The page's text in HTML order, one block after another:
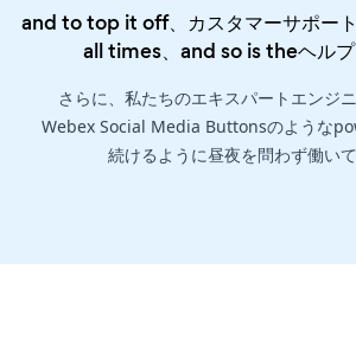
and to top it off、カスタマーサポー
all times、and so is theヘル
さらに、私たちのエキスパートエンジニ
Webex Social Media Buttonsのような
続けるように昼夜を問わず働いて